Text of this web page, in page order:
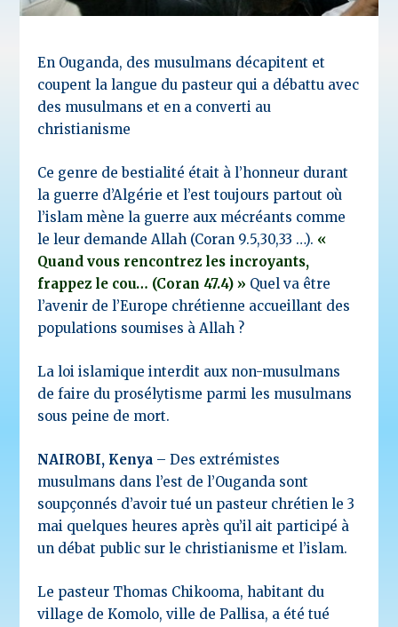
En Ouganda, des musulmans décapitent et
coupent la langue du pasteur qui a débattu avec
des musulmans et en a converti au
christianisme
Ce genre de bestialité était à l’honneur durant
la guerre d’Algérie et l’est toujours partout où
l’islam mène la guerre aux mécréants comme
le leur demande Allah (Coran 9.5,30,33 …). «
Quand vous rencontrez les incroyants,
frappez le cou… (Coran 47.4) » Quel va être
l’avenir de l’Europe chrétienne accueillant des
populations soumises à Allah ?
La loi islamique interdit aux non-musulmans
de faire du prosélytisme parmi les musulmans
sous peine de mort.
NAIROBI, Kenya – Des extrémistes
musulmans dans l’est de l’Ouganda sont
soupçonnés d’avoir tué un pasteur chrétien le 3
mai quelques heures après qu’il ait participé à
un débat public sur le christianisme et l’islam.
Le pasteur Thomas Chikooma, habitant du
village de Komolo, ville de Pallisa, a été tué